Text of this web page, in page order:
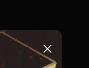
